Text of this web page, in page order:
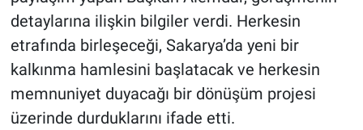
detaylarına ilişkin bilgiler verdi. Herkesin
etrafında birleşeceği, Sakarya’da yeni bir
kalkınma hamlesini başlatacak ve herkesin
memnuniyet duyacağı bir dönüşüm projesi
üzerinde durduklarını ifade etti.